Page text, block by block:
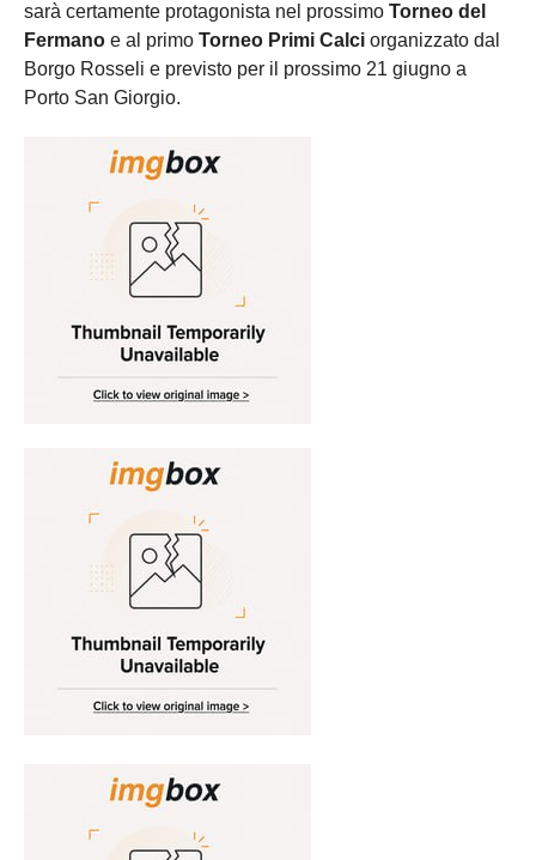
sarà certamente protagonista nel prossimo Torneo del
Fermano e al primo Torneo Primi Calci organizzato dal
Borgo Rosseli e previsto per il prossimo 21 giugno a
Porto San Giorgio.